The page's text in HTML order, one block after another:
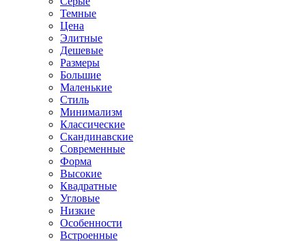
Темные
Цена
Элитные
Дешевые
Размеры
Большие
Маленькие
Стиль
Минимализм
Классические
Скандинавские
Современные
Форма
Высокие
Квадратные
Угловые
Низкие
Особенности
Встроенные